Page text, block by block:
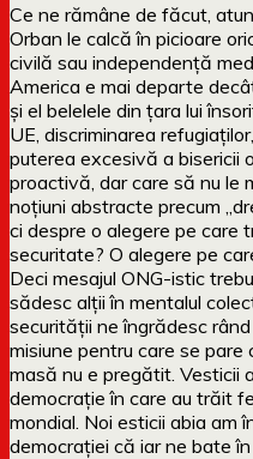
Ce ne rămâne de făcut,
Orban le calcă în picioare
civilă sau independență
America e mai departe
și el belelele din țara lui
UE, discriminarea
puterea excesivă a bisericii
proactivă, dar care să nu le
noțiuni abstracte precum
ci despre o alegere pe care
securitate? O alegere pe
Deci mesajul ONG-istic
sădesc alții în mentalul
securității ne îngrădesc
misiune pentru care se pare
masă nu e pregătit. Vesticii
democrație în care au trăit
mondial. Noi esticii abia am
democrației că iar ne bate